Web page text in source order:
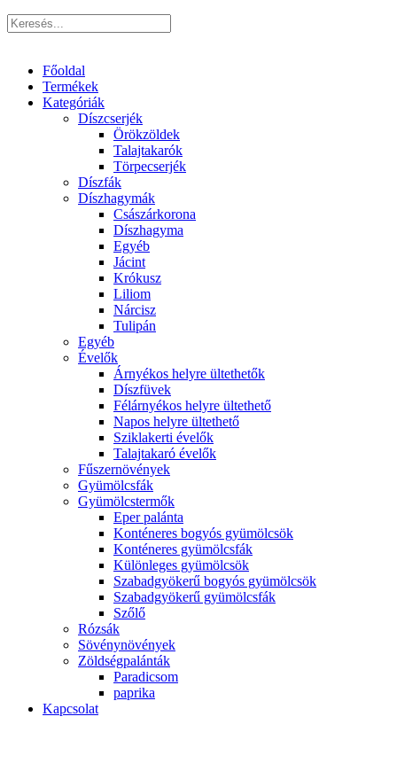
Főoldal
Termékek
Kategóriák
Díszcserjék
Örökzöldek
Talajtakarók
Törpecserjék
Díszfák
Díszhagymák
Császárkorona
Díszhagyma
Egyéb
Jácint
Krókusz
Liliom
Nárcisz
Tulipán
Egyéb
Évelők
Árnyékos helyre ültethetők
Díszfüvek
Félárnyékos helyre ültethető
Napos helyre ültethető
Sziklakerti évelők
Talajtakaró évelők
Fűszernövények
Gyümölcsfák
Gyümölcstermők
Eper palánta
Konténeres bogyós gyümölcsök
Konténeres gyümölcsfák
Különleges gyümölcsök
Szabadgyökerű bogyós gyümölcsök
Szabadgyökerű gyümölcsfák
Szőlő
Rózsák
Sövénynövények
Zöldségpalánták
Paradicsom
paprika
Kapcsolat